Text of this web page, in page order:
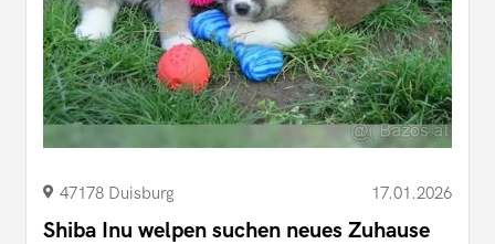
47178 Duisburg 17.01.2026
Shiba Inu welpen suchen neues Zuhause